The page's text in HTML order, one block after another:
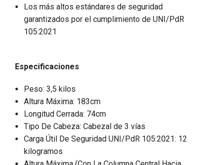
Los más altos estándares de seguridad
garantizados por el cumplimiento de UNI/PdR
105:2021
Especificaciones
Peso: 3,5 kilos
Altura Máxima: 183cm
Longitud Cerrada: 74cm
Tipo De Cabeza: Cabezal de 3 vías
Carga Útil De Seguridad UNI/PdR 105:2021: 12
kilogramos